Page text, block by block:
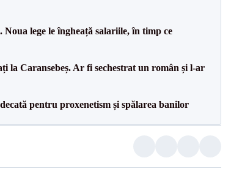
lege le îngheață salariile, în timp ce
la Caransebeș. Ar fi sechestrat un român și l-ar
pentru proxenetism și spălarea banilor